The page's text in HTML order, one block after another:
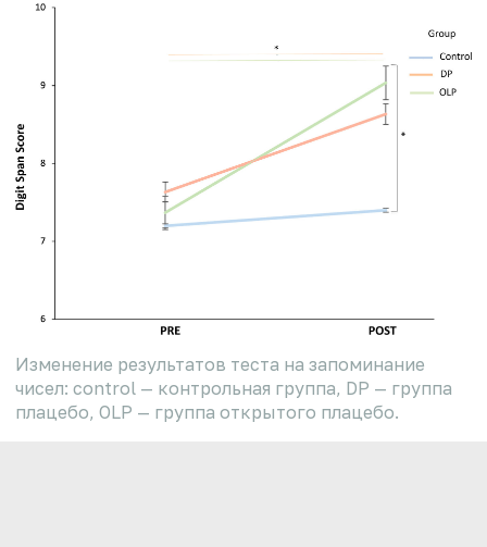
Изменение результатов теста на запоминание
чисел: control — контрольная группа, DP — группа
плацебо, OLP — группа открытого плацебо.